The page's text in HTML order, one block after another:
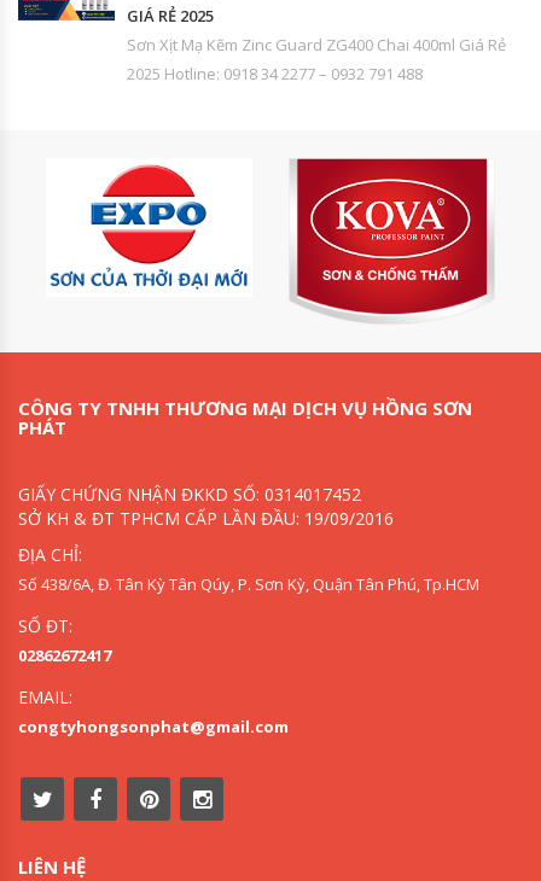
GIÁ RẺ 2025
Sơn Xịt Mạ Kẽm Zinc Guard ZG400 Chai 400ml Giá Rẻ
2025 Hotline: 0918 34 2277 – 0932 791 488
CÔNG TY TNHH THƯƠNG MẠI DỊCH VỤ HỒNG SƠN
PHÁT
GIẤY CHỨNG NHẬN ĐKKD SỐ: 0314017452
SỞ KH & ĐT TPHCM CẤP LẦN ĐẦU: 19/09/2016
ĐỊA CHỈ:
Số 438/6A, Đ. Tân Kỳ Tân Qúy, P. Sơn Kỳ, Quận Tân Phú, Tp.HCM
SỐ ĐT:
02862672417
EMAIL:
congtyhongsonphat@gmail.com
LIÊN HỆ